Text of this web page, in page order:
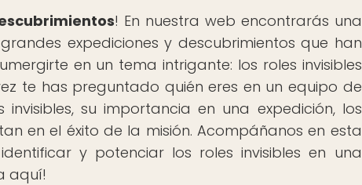
! En nuestra web encontrarás una
expediciones y descubrimientos que han
en un tema intrigante: los roles invisibles
te has preguntado quién eres en un equipo de
su importancia en una expedición, los
en el éxito de la misión. Acompáñanos en esta
y potenciar los roles invisibles en una
aquí!